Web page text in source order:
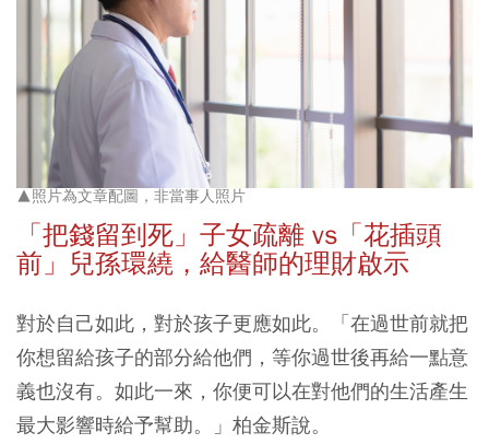
▲照片為文章配圖，非當事人照片
「把錢留到死」子女疏離 vs 「花插頭
前」兒孫環繞，給醫師的理財啟示
對於自己如此，對於孩子更應如此。「在過世前就把
你想留給孩子的部分給他們，等你過世後再給一點意
義也沒有。如此一來，你便可以在對他們的生活產生
最大影響時給予幫助。」柏金斯說。